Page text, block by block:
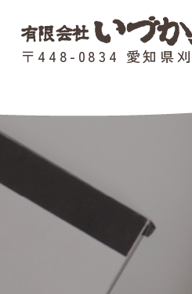
〒448-0834 愛知県